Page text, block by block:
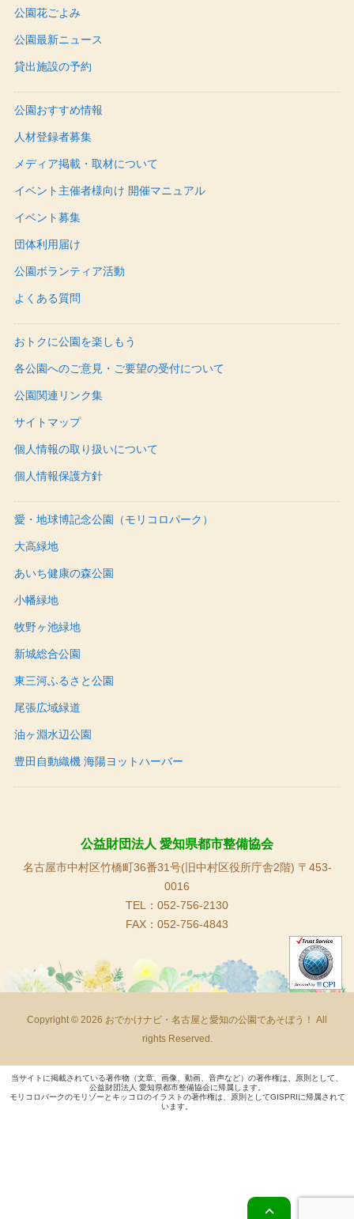
公園花ごよみ
公園最新ニュース
貸出施設の予約
公園おすすめ情報
人材登録者募集
メディア掲載・取材について
イベント主催者様向け 開催マニュアル
イベント募集
団体利用届け
公園ボランティア活動
よくある質問
おトクに公園を楽しもう
各公園へのご意見・ご要望の受付について
公園関連リンク集
サイトマップ
個人情報の取り扱いについて
個人情報保護方針
愛・地球博記念公園（モリコロパーク）
大高緑地
あいち健康の森公園
小幡緑地
牧野ヶ池緑地
新城総合公園
東三河ふるさと公園
尾張広域緑道
油ヶ淵水辺公園
豊田自動織機 海陽ヨットハーバー
公益財団法人 愛知県都市整備協会
名古屋市中村区竹橋町36番31号(旧中村区役所庁舎2階) 〒453-
0016
TEL：052-756-2130
FAX：052-756-4843
Copyright © 2026 おでかけナビ・名古屋と愛知の公園であそぼう！ All
rights Reserved.
当サイトに掲載されている著作物（文章、画像、動画、音声など）の著作権は、原則として、
公益財団法人 愛知県都市整備協会に帰属します。
モリコロパークのモリゾーとキッコロのイラストの著作権は、原則としてGISPRIに帰属されて
います。